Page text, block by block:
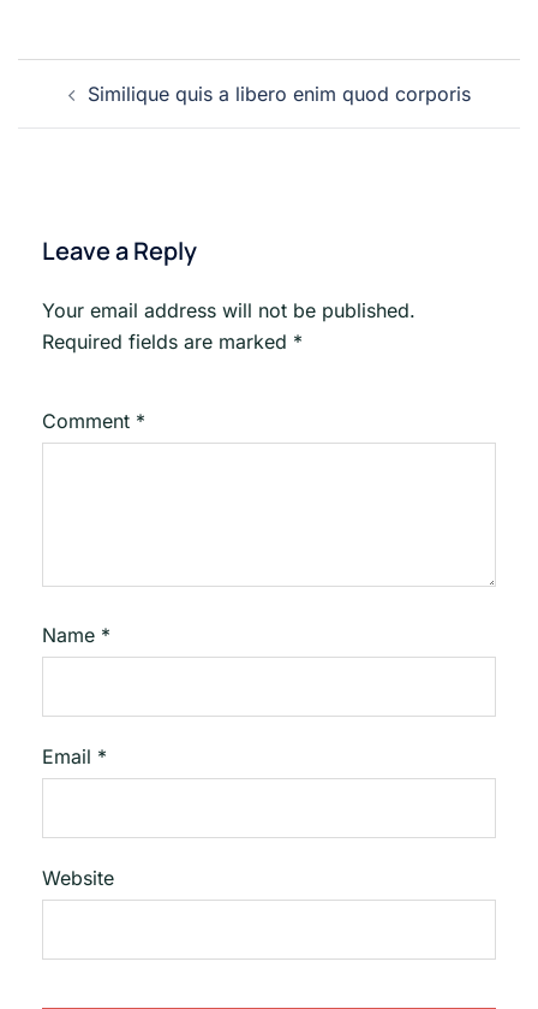
navigation
Similique quis a libero enim quod corporis
Leave a Reply
Your email address will not be published.
Required fields are marked *
Comment *
Name *
Email *
Website